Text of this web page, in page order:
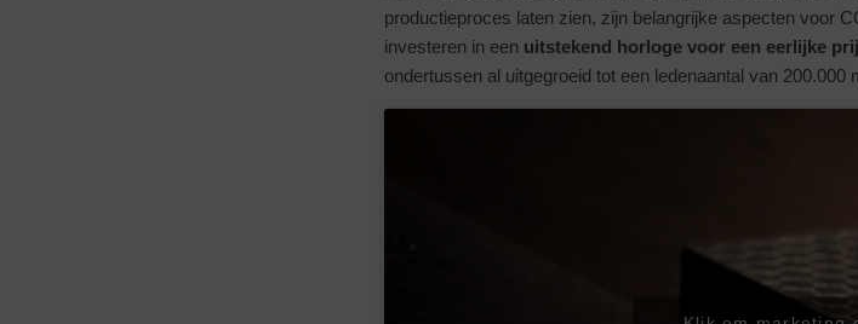
productieproces laten zien, zijn belangrijke aspecten voor
investeren in een uitstekend horloge voor een eerlijke
ondertussen al uitgegroeid tot een ledenaantal van